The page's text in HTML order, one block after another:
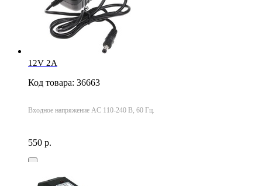
12V 2A
Код товара: 36663
Входное напряжение AC 110-240 В, 60 Гц.
550 р.